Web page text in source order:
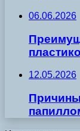
06.06.2026
12.05.2026